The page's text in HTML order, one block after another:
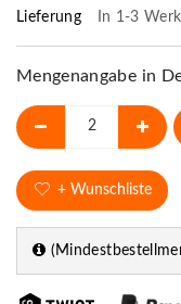
Lieferung In 1-3
Mengenangabe in
+ Wunschliste